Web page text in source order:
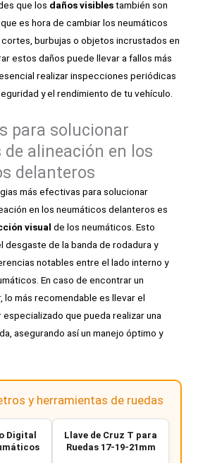
que los daños visiblestambién son
es hora de cambiar los neumáticos
burbujas o objetos incrustados en
estos daños puede llevar a fallos más
realizar inspecciones periódicas
y el rendimiento de tu vehículo.
para solucionar
de alineación en los
delanteros
más efectivas para solucionar
en los neumáticos delanteros es
visual de los neumáticos. Esto
desgaste de la banda de rodadura y
notables entre el lado interno y
En caso de encontrar un
lo más recomendable es llevar el
especializado que pueda realizar una
asegurando así un manejo óptimo y
y herramientas de ruedas
Digital
Llave de Cruz T para
Ruedas 17-19-21mm